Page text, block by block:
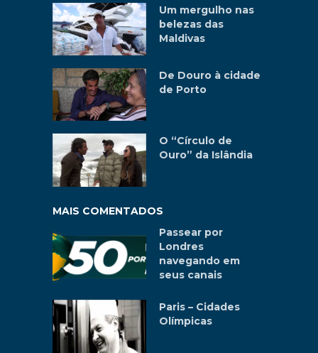
Um mergulho nas
belezas das
Maldivas
De Douro à cidade
de Porto
O “Círculo de
Ouro” da Islândia
MAIS COMENTADOS
Passear por
Londres
navegando em
seus canais
Paris – Cidades
Olímpicas